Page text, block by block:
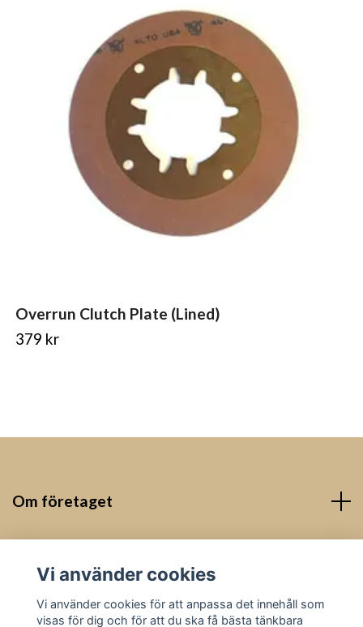
Overrun Clutch Plate (Lined)
379 kr
Om företaget
Sociala medier
Vi använder cookies
Vi använder cookies för att anpassa det innehåll som
visas för dig och för att du ska få bästa tänkbara